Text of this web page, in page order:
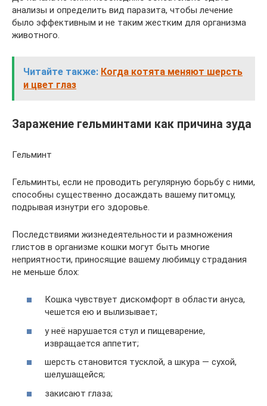
анализы и определить вид паразита, чтобы лечение
было эффективным и не таким жестким для организма
животного.
Читайте также: Когда котята меняют шерсть
и цвет глаз
Заражение гельминтами как причина зуда
Гельминт
Гельминты, если не проводить регулярную борьбу с ними,
способны существенно досаждать вашему питомцу,
подрывая изнутри его здоровье.
Последствиями жизнедеятельности и размножения
глистов в организме кошки могут быть многие
неприятности, приносящие вашему любимцу страдания
не меньше блох:
Кошка чувствует дискомфорт в области ануса,
чешется ею и вылизывает;
у неё нарушается стул и пищеварение,
извращается аппетит;
шерсть становится тусклой, а шкура — сухой,
шелушащейся;
закисают глаза;